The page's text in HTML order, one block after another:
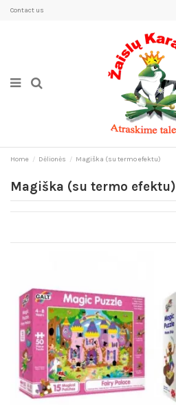
Contact us
Home Dėlionės Magiška (su termo efektu)
Magiška (su termo efektu)